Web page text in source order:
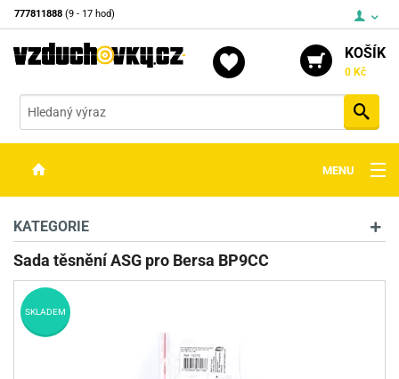
777811888 (9 - 17 hod)
KOŠÍK
0 Kč
MENU
OPTIKA
STŘELIVO
PŘÍSLUŠENSTVÍ
KATEGORIE
Sada těsnění ASG pro Bersa BP9CC
SKLADEM